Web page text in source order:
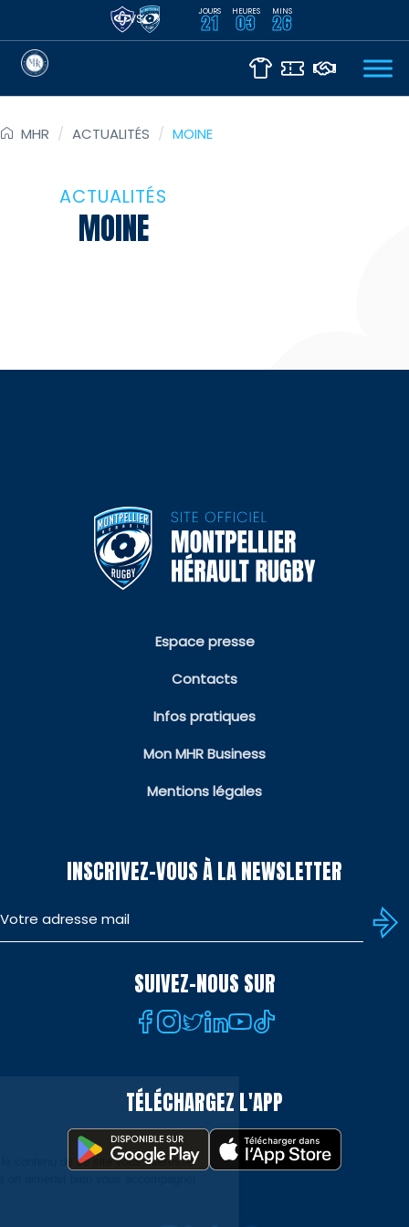
VS JOURS
21 HEURES
03 MINS
26
MHR / ACTUALITÉS / MOINE
ACTUALITÉS
MOINE
Espace presse
Contacts
Infos pratiques
Mon MHR Business
Mentions légales
INSCRIVEZ-VOUS À LA NEWSLETTER
SUIVEZ-NOUS SUR
TÉLÉCHARGEZ L'APP